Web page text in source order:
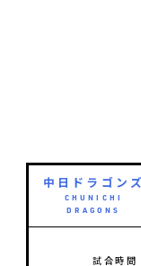
中日ドラゴンズ
CHUNICHI
DRAGONS
試合時